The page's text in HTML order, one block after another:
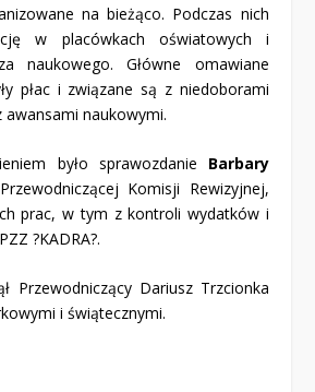
na bieżąco. Podczas nich
w placówkach oświatowych i
naukowego. Główne omawiane
płac i związane są z niedoborami
naukowymi.
było sprawozdanie Barbary
Przewodniczącej Komisji Rewizyjnej,
prac, w tym z kontroli wydatków i
?KADRA?.
Przewodniczący Dariusz Trzcionka
i świątecznymi.